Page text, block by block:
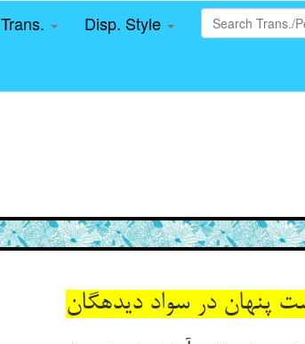
Trans. Disp. Style
در سواد دیده‏گان‏